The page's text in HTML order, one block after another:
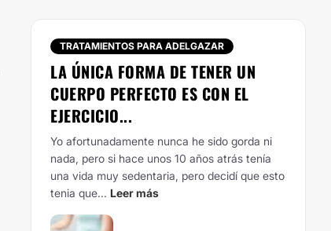
TRATAMIENTOS PARA ADELGAZAR
LA ÚNICA FORMA DE TENER UN
CUERPO PERFECTO ES CON EL
EJERCICIO...
Yo afortunadamente nunca he sido gorda ni
nada, pero si hace unos 10 años atrás tenía
una vida muy sedentaria, pero decidí que esto
tenia que... Leer más